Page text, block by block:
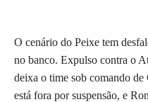
O cenário do Peixe tem
no banco. Expulso contra o
deixa o time sob comando
está fora por suspensão, e